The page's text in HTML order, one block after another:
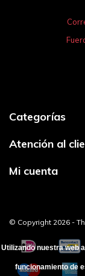
Categorías
Atención al
Mi cuenta
© Copyright 2026 -
Utilizando nuestra web
funcionamiento de